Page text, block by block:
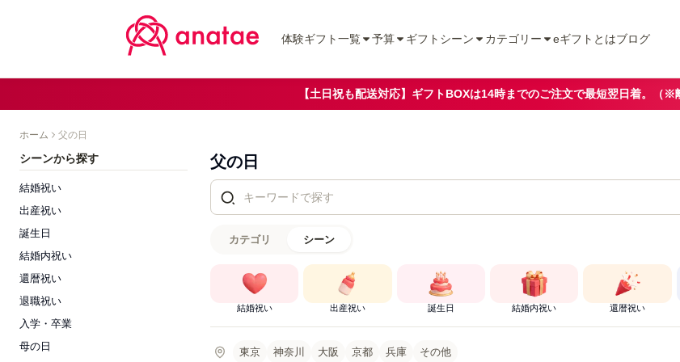
体験ギフト一覧 予算 ギフトシーン カテゴリー eギフトとはブログ
【土日祝も配送対応】ギフトBOXは14時までのご注文で最短翌日着。（※
ホーム 父の日
シーンから探す
結婚祝い
出産祝い
誕生日
結婚内祝い
還暦祝い
退職祝い
入学・卒業
母の日
父の日
カテゴリ シーン
結婚祝い 出産祝い 誕生日 結婚内祝い 還暦祝い
東京 神奈川 大阪 京都 兵庫 その他